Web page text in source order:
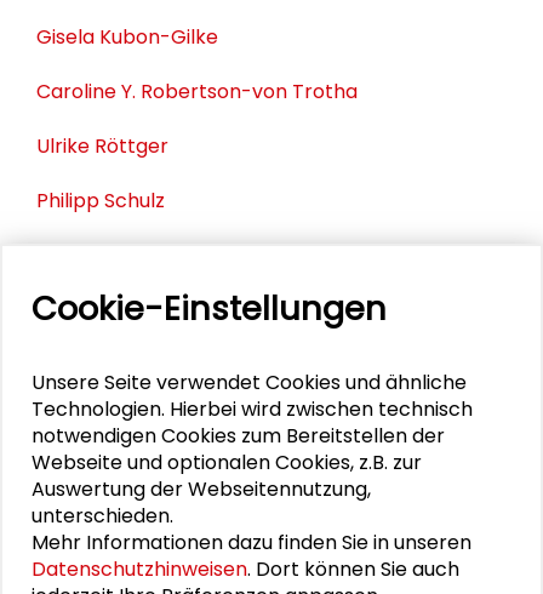
Gisela Kubon-Gilke
Caroline Y. Robertson-von Trotha
Ulrike Röttger
Philipp Schulz
Video ansehen
PUBLIKATIONEN
Cookie-Einstellungen
Unsere Seite verwendet Cookies und ähnliche
Technologien. Hierbei wird zwischen technisch
notwendigen Cookies zum Bereitstellen der
Webseite und optionalen Cookies, z.B. zur
Auswertung der Webseitennutzung,
unterschieden.
Mehr Informationen dazu finden Sie in unseren
Datenschutzhinweisen. Dort können Sie auch